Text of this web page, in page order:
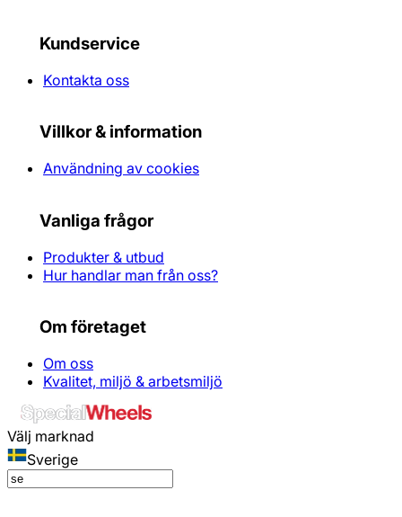
Kundservice
Kontakta oss
Villkor & information
Användning av cookies
Vanliga frågor
Produkter & utbud
Hur handlar man från oss?
Om företaget
Om oss
Kvalitet, miljö & arbetsmiljö
Välj marknad
Sverige